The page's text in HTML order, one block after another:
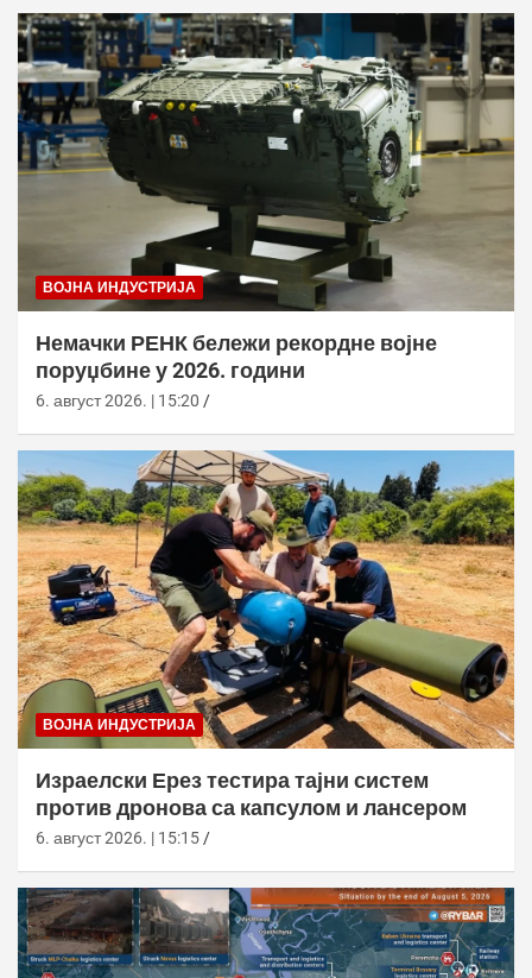
ВОЈНА ИНДУСТРИЈА
Немачки РЕНК бележи рекордне војне
поруџбине у 2026. години
6. август 2026. | 15:20
ВОЈНА ИНДУСТРИЈА
Израелски Ерез тестира тајни систем
против дронова са капсулом и лансером
6. август 2026. | 15:15